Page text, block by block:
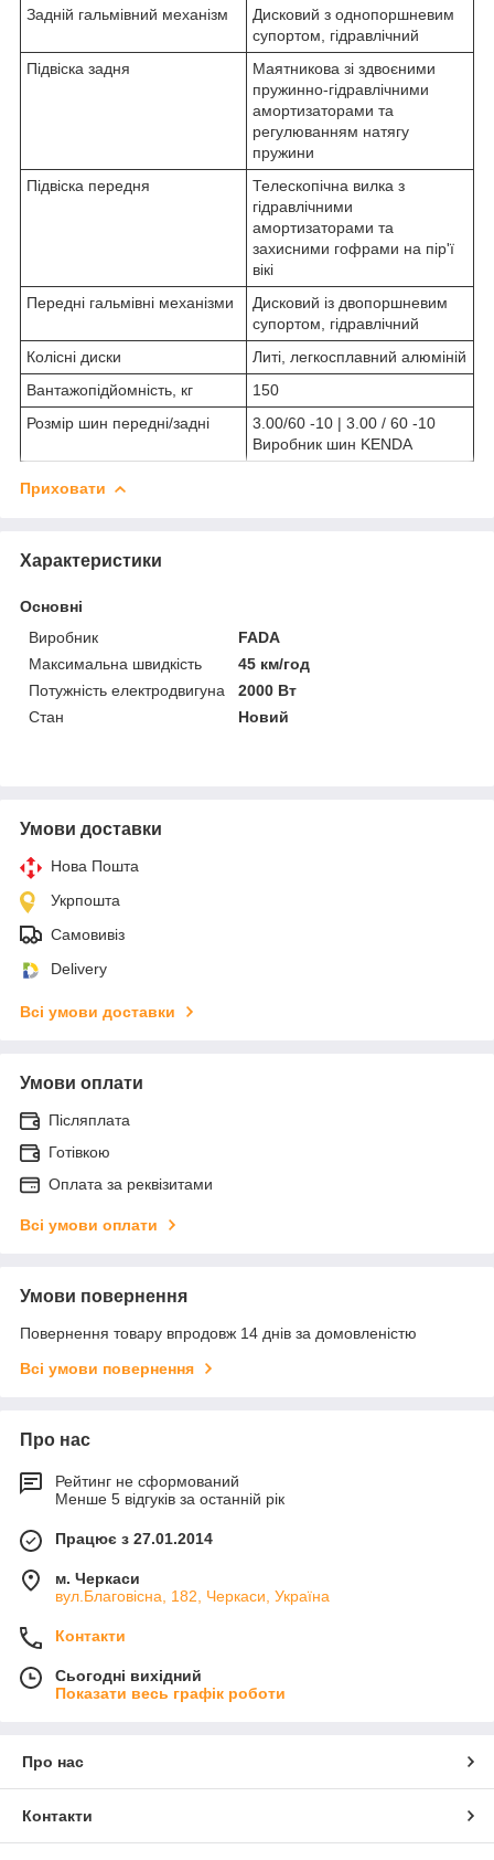
Задній гальмівний механізм
Дисковий з однопоршневим
супортом, гідравлічний
Підвіска задня
Маятникова зі здвоєними
пружинно-гідравлічними
амортизаторами та
регулюванням натягу
пружини
Підвіска передня
Телескопічна вилка з
гідравлічними
амортизаторами та
захисними гофрами на пір'ї
вікі
Передні гальмівні механізми
Дисковий із двопоршневим
супортом, гідравлічний
Колісні диски
Литі, легкосплавний алюміній
Вантажопідйомність, кг
150
Розмір шин передні/задні
3.00/60 -10 | 3.00 / 60 -10
Виробник шин KENDA
Приховати
Характеристики
Основні
Виробник
FADA
Максимальна швидкість
45 км/год
Потужність електродвигуна
2000 Вт
Стан
Новий
Умови доставки
Нова Пошта
Укрпошта
Самовивіз
Delivery
Всі умови доставки
Умови оплати
Післяплата
Готівкою
Оплата за реквізитами
Всі умови оплати
Умови повернення
Повернення товару впродовж 14 днів за домовленістю
Всі умови повернення
Про нас
Рейтинг не сформований
Менше 5 відгуків за останній рік
Працює з 27.01.2014
м. Черкаси
вул.Благовісна, 182, Черкаси, Україна
Контакти
Сьогодні вихідний
Показати весь графік роботи
Про нас
Контакти